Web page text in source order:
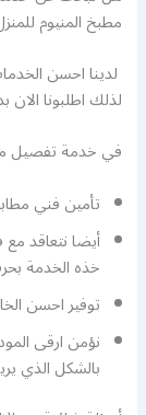
مطبخ المنيوم
لدينا احسن
لذلك اطلبونا الان
في خدمة تفصيل
تأمين فني
أيضا نتعاقد
خذه الخدمة
توفير احسن
نؤمن ارقى
بالشكل الذي